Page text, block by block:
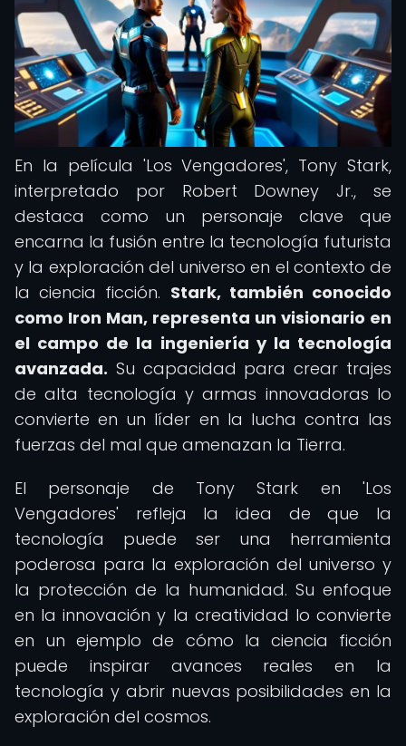
En la película 'Los Vengadores', Tony Stark,
interpretado por Robert Downey Jr., se
destaca como un personaje clave que
encarna la fusión entre la tecnología futurista
y la exploración del universo en el contexto de
la ciencia ficción. Stark, también conocido
como Iron Man, representa un visionario en
el campo de la ingeniería y la tecnología
avanzada. Su capacidad para crear trajes
de alta tecnología y armas innovadoras lo
convierte en un líder en la lucha contra las
fuerzas del mal que amenazan la Tierra.
El personaje de Tony Stark en 'Los
Vengadores' refleja la idea de que la
tecnología puede ser una herramienta
poderosa para la exploración del universo y
la protección de la humanidad. Su enfoque
en la innovación y la creatividad lo convierte
en un ejemplo de cómo la ciencia ficción
puede inspirar avances reales en la
tecnología y abrir nuevas posibilidades en la
exploración del cosmos.